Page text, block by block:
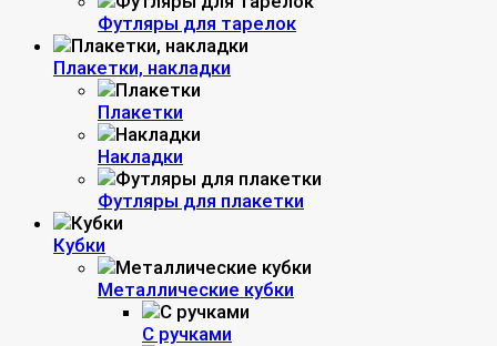
Футляры для тарелок
Плакетки, накладки
Плакетки
Накладки
Футляры для плакетки
Кубки
Металлические кубки
С ручками